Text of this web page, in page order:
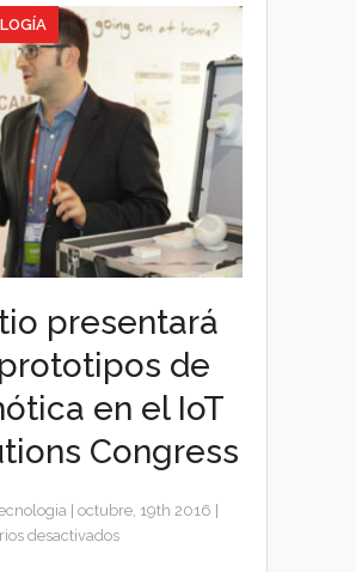
presentará
de
en el IoT
Congress
octubre, 19th 2016
desactivadosen